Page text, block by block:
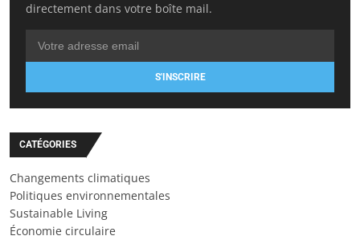
directement dans votre boîte mail.
S'INSCRIRE
CATÉGORIES
Changements climatiques
Politiques environnementales
Sustainable Living
Économie circulaire